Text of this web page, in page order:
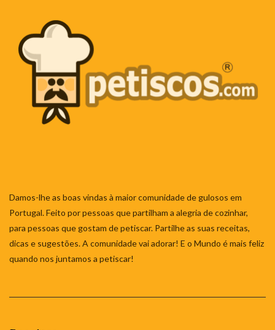
Damos-lhe as boas vindas à maior comunidade de gulosos em
Portugal. Feito por pessoas que partilham a alegria de cozinhar,
para pessoas que gostam de petiscar. Partilhe as suas receitas,
dicas e sugestões. A comunidade vai adorar! E o Mundo é mais feliz
quando nos juntamos a petiscar!